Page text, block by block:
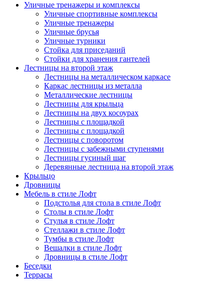
Уличные тренажеры и комплексы
Уличные спортивные комплексы
Уличные тренажеры
Уличные брусья
Уличные турники
Cтойка для приседаний
Стойки для хранения гантелей
Лестницы на второй этаж
Лестницы на металлическом каркасе
Каркас лестницы из металла
Металлические лестницы
Лестницы для крыльца
Лестницы на двух косоурах
Лестницы с площадкой
Лестницы с площадкой
Лестницы с поворотом
Лестницы с забежными ступенями
Лестницы гусиный шаг
Деревянные лестница на второй этаж
Крыльцо
Дровницы
Мебель в стиле Лофт
Подстолья для стола в стиле Лофт
Столы в стиле Лофт
Стулья в стиле Лофт
Стеллажи в стиле Лофт
Тумбы в стиле Лофт
Вешалки в стиле Лофт
Дровницы в стиле Лофт
Беседки
Террасы